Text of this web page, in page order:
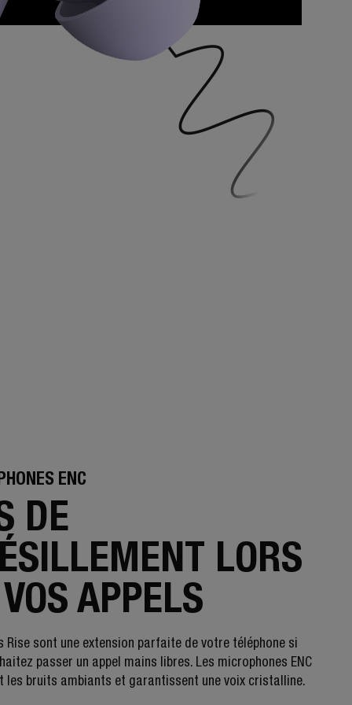
ENC
DE
LORS
APPELS
Rise sont une extension parfaite de votre téléphone si
passer un appel mains libres. Les microphones ENC
les bruits ambiants et garantissent une voix cristalline.